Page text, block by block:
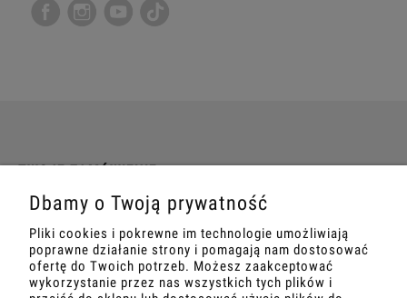
TWOJE ZAMÓWIENIE
INFORMACJE
MARKETING
Dbamy o Twoją prywatność
Pliki cookies i pokrewne im technologie umożliwiają
poprawne działanie strony i pomagają nam dostosować
ofertę do Twoich potrzeb. Możesz zaakceptować
wykorzystanie przez nas wszystkich tych plików i